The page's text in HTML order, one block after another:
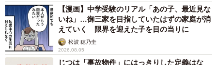
【漫画】中学受験のリアル「あの子、最近見な
いね」…御三家を目指していたはずの家庭が消
えていく 限界を迎えた子を目の当りに
松波 穂乃圭
2026.08.05
じつは「事故物件」にはっきりした定義はな